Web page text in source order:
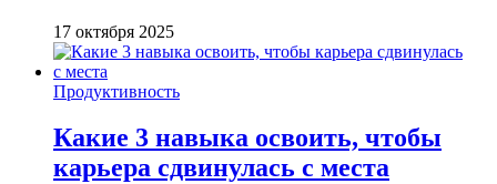
17 октября 2025
Продуктивность
Какие 3 навыка освоить, чтобы
карьера сдвинулась с места